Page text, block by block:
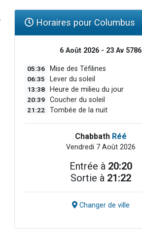
Horaires pour Columbus
6 Août 2026 - 23 Av 5786
05:36 Mise des Téfilines
06:35 Lever du soleil
13:38 Heure de milieu du jour
20:39 Coucher du soleil
21:22 Tombée de la nuit
Chabbath Réé
Vendredi 7 Août 2026
Entrée à 20:20
Sortie à 21:22
Changer de ville